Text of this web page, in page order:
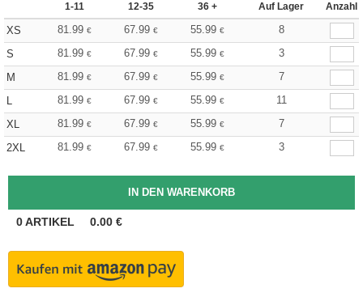
1-11 12-35 36 + Auf Lager Anzahl
XS 81.99 € 67.99 € 55.99 €
8
S
81.99 € 67.99 € 55.99 €
3
M
81.99 € 67.99 € 55.99 €
7
L
81.99 € 67.99 € 55.99 €
11
XL
81.99 € 67.99 € 55.99 €
7
2XL
81.99 € 67.99 € 55.99 € 3
0ARTIKEL 0.00 €